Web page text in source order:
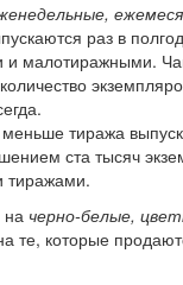
раз в
малотиражными.
меньше тиража
ста тысяч
тиражами.
на черно-белые,
те, которые